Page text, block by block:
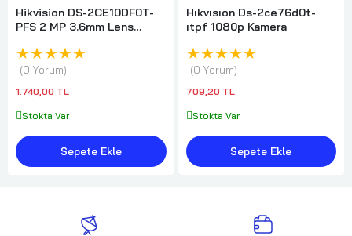
Hikvision DS-2CE10DF0T-
PFS 2 MP 3.6mm Lens
★★★★★
0 Yorum
1.740,00 TL
Stokta Var
Sepete Ekle
Hıkvısıon Ds-2ce76d0t-
ıtpf 1080p Kamera
★★★★★
0 Yorum
709,20 TL
Stokta Var
Sepete Ekle